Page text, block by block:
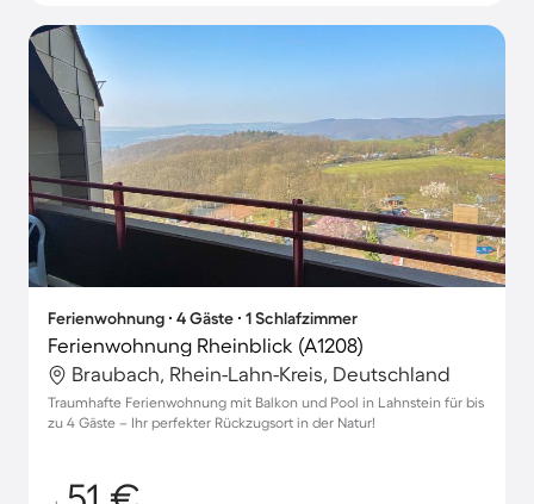
Ferienwohnung ∙ 4 Gäste ∙ 1 Schlafzimmer
Ferienwohnung Rheinblick (A1208)
Braubach, Rhein-Lahn-Kreis, Deutschland
Traumhafte Ferienwohnung mit Balkon und Pool in Lahnstein für bis
zu 4 Gäste – Ihr perfekter Rückzugsort in der Natur!